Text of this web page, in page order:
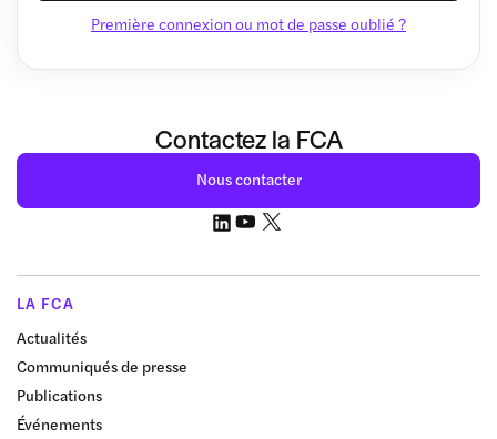
Première connexion ou mot de passe oublié ?
Contactez la FCA
Nous contacter
LA FCA
Actualités
Communiqués de presse
Publications
Événements